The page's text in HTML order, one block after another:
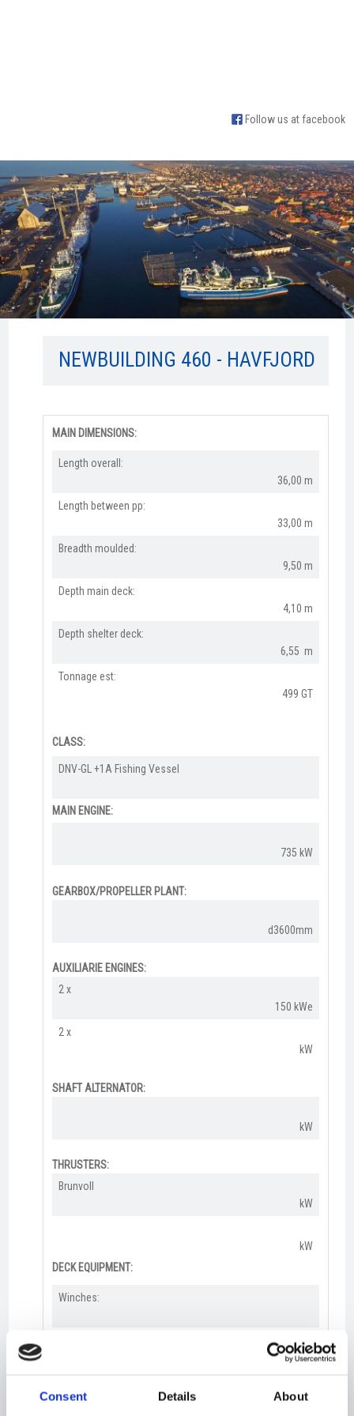
Consent Details About
Follow us at facebook
NEWBUILDING 460 - HAVFJORD
MAIN DIMENSIONS:
Length overall:​
36,00 m
Length between pp:
33,00 m
Breadth moulded:
9,50 m
Depth main deck:
4,10 m
Depth shelter deck:
6,55 m
Tonnage est:
499 GT
CLASS:
DNV-GL +1A Fishing Vessel​
MAIN ENGINE:
735 kW
GEARBOX/PROPELLER PLANT:
d3600mm
AUXILIARIE ENGINES:
2 x
150 kWe
2 x
kW
SHAFT ALTERNATOR:
kW
THRUSTERS:
Brunvoll
kW
kW
DECK EQUIPMENT:
Winches: